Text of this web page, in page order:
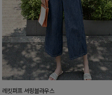
레킷퍼프 셔링블라우스